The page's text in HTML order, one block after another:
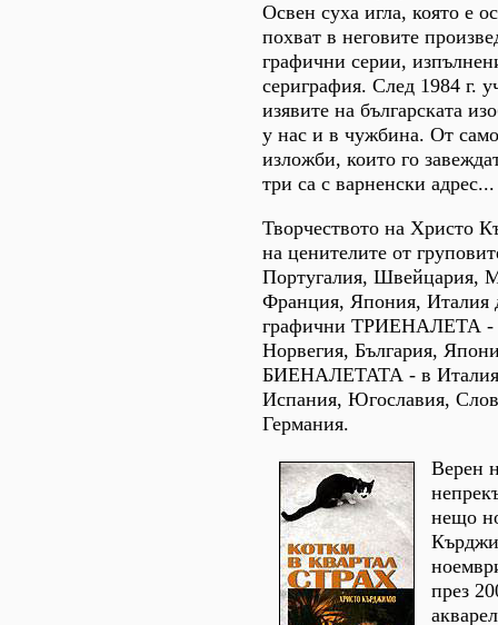
Освен суха игла, която е
похват в неговите
графични серии,
сериграфия. След 1984 г.
изявите на българската
у нас и в чужбина. От
изложби, които го
три са с варненски адрес...
Творчеството на Христо
на ценителите от
Португалия, Швейцария,
Франция, Япония, Италия
графични ТРИЕНАЛЕТА -
Норвегия, България,
БИЕНАЛЕТАТА - в
Испания, Югославия,
Германия.
Верен
нещо
през